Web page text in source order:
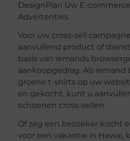
DesignPlan Uw E-
Advertenties
Voor uw cross-sell
aanvullend product of
basis van iemands
aankoopgedrag. Als iemand
groene t-shirts op uw
en gekocht, kunt u
schoenen cross-sellen.
Of zeg een bezoeker kocht
voor een vakantie in Hawaï,